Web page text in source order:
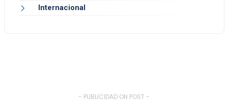
Internacional
- PUBLICIDAD ON POST -